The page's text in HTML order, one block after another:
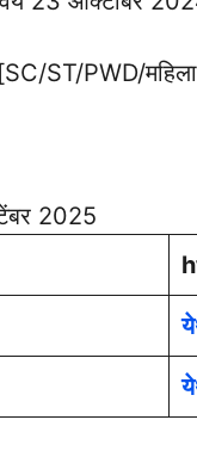
ST/PWD/महिला:
2025